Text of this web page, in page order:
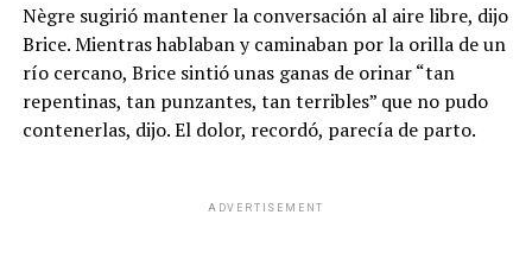
Nègre sugirió mantener la conversación al aire libre, dijo
Brice. Mientras hablaban y caminaban por la orilla de un
río cercano, Brice sintió unas ganas de orinar “tan
repentinas, tan punzantes, tan terribles” que no pudo
contenerlas, dijo. El dolor, recordó, parecía de parto.
ADVERTISEMENT